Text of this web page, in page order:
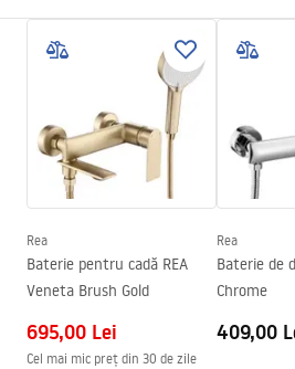
Metodă de montaj
Cu
Latime
110
Garantie
24
Pielęgnacja.pdf
Condiții de garanție
Rea
Baterie pentru cadă REA
Veneta Brush Gold
695,00 Lei
Cel mai mic preț din 30 de zile
Rea
Baterie de
Chrome
409,00